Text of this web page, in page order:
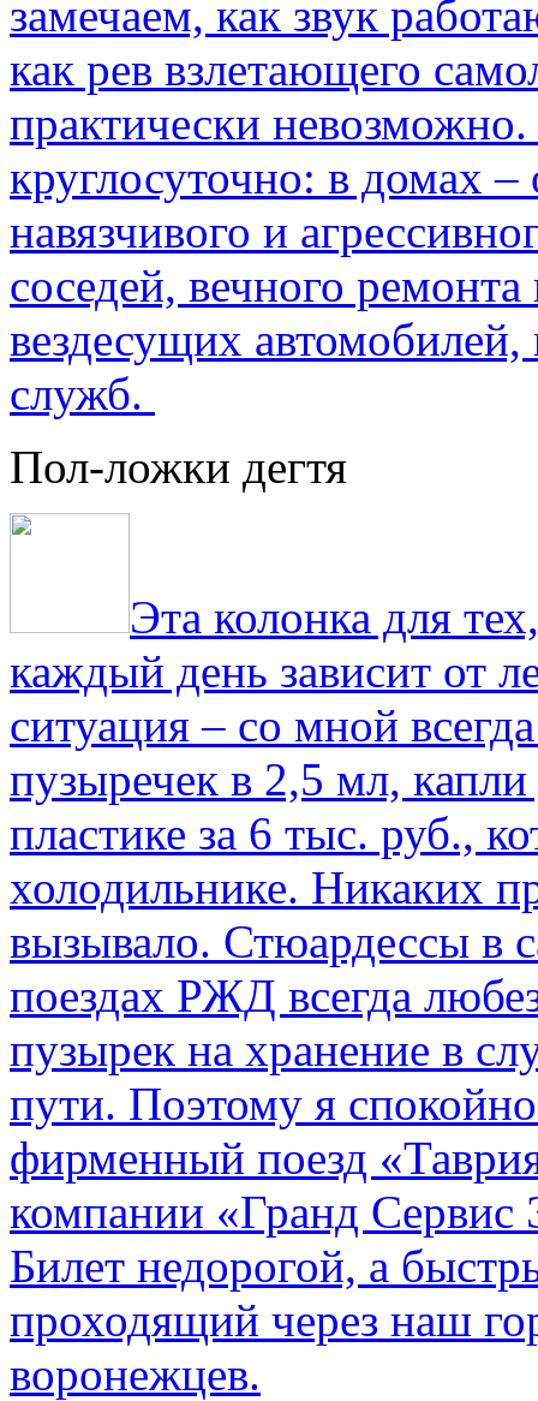
замечаем, как звук
как рев взлетающего
практически
круглосуточно: в домах
навязчивого и
соседей, вечного
вездесущих
служб.
Пол-ложки дегтя
Эта колонка для
каждый день зависит от
ситуация – со мной
пузыречек в 2,5 мл,
пластике за 6 тыс. руб.,
холодильнике. Никаких
вызывало. Стюардессы в
поездах РЖД всегда
пузырек на хранение в
пути. По­этому я
фирменный поезд
компании «Гранд Сервис
Билет недорогой, а
проходящий через наш
воронежцев.